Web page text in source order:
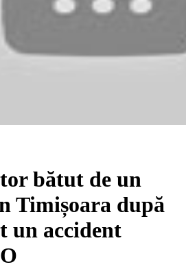
bătut de un
Timișoara după
un accident